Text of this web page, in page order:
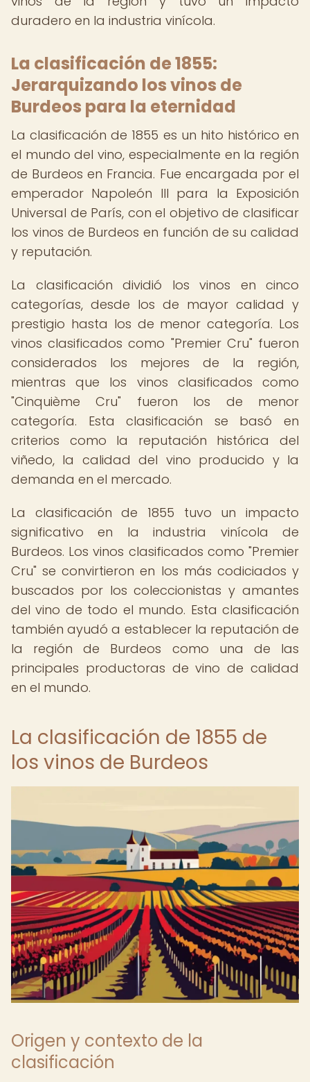
duradero en la industria vinícola.
La clasificación de 1855:
Jerarquizando los vinos de
Burdeos para la eternidad
La clasificación de 1855 es un hito histórico en
el mundo del vino, especialmente en la región
de Burdeos en Francia. Fue encargada por el
emperador Napoleón III para la Exposición
Universal de París, con el objetivo de clasificar
los vinos de Burdeos en función de su calidad
y reputación.
La clasificación dividió los vinos en cinco
categorías, desde los de mayor calidad y
prestigio hasta los de menor categoría. Los
vinos clasificados como "Premier Cru" fueron
considerados los mejores de la región,
mientras que los vinos clasificados como
"Cinquième Cru" fueron los de menor
categoría. Esta clasificación se basó en
criterios como la reputación histórica del
viñedo, la calidad del vino producido y la
demanda en el mercado.
La clasificación de 1855 tuvo un impacto
significativo en la industria vinícola de
Burdeos. Los vinos clasificados como "Premier
Cru" se convirtieron en los más codiciados y
buscados por los coleccionistas y amantes
del vino de todo el mundo. Esta clasificación
también ayudó a establecer la reputación de
la región de Burdeos como una de las
principales productoras de vino de calidad
en el mundo.
La clasificación de 1855 de
los vinos de Burdeos
Origen y contexto de la
clasificación